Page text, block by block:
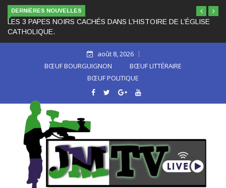
DERNIÈRES NOUVELLES
LES 3 PAPES NOIRS CACHÉS DANS L’HISTOIRE DE L’ÉGLISE
CATHOLIQUE.
août 8, 2026
BŒUF BOURGUIGNON
BŒUF LITTÉRAIRE
BŒUF POLITIQUE